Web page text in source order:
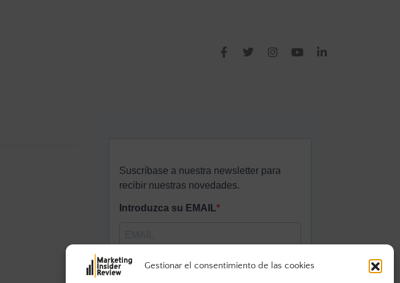
Gestionar el consentimiento de las cookies